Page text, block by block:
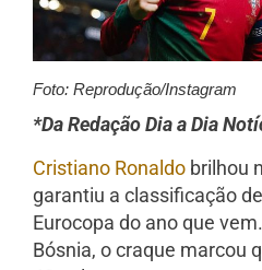
Foto: Reprodução/Instagram
*Da Redação Dia a Dia
Cristiano Ronaldo brilhou
garantiu a classificação de
Eurocopa do ano que
Bósnia, o craque marcou